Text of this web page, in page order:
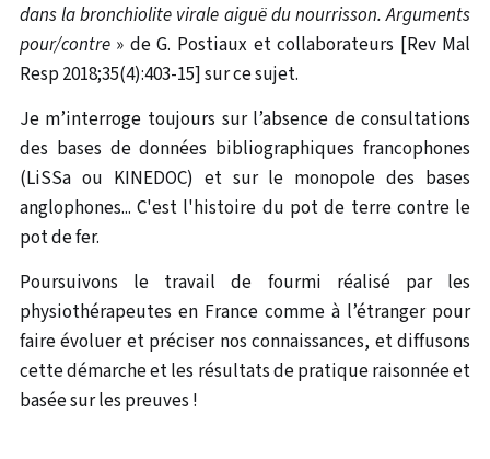
dans la bronchiolite virale aiguë du nourrisson. Arguments
pour/contre» de G. Postiaux et collaborateurs [Rev Mal
Resp 2018;35(4):403-15] sur ce sujet.
Je m’interroge toujours sur l’absence de consultations
des bases de données bibliographiques francophones
(LiSSa ou KINEDOC) et sur le monopole des bases
anglophones... C'est l'histoire du pot de terre contre le
pot de fer.
Poursuivons le travail de fourmi réalisé par les
physiothérapeutes en France comme à l’étranger pour
faire évoluer et préciser nos connaissances, et diffusons
cette démarche et les résultats de pratique raisonnée et
basée sur les preuves !